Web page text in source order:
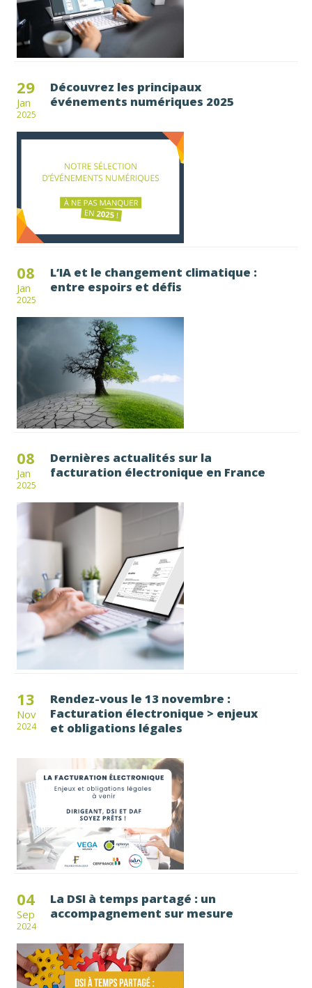
29
Jan
2025
Découvrez les principaux
événements numériques 2025
08
Jan
2025
L’IA et le changement climatique :
entre espoirs et défis
08
Jan
2025
Dernières actualités sur la
facturation électronique en France
13
Nov
2024
Rendez-vous le 13 novembre :
Facturation électronique > enjeux
et obligations légales
04
Sep
2024
La DSI à temps partagé : un
accompagnement sur mesure